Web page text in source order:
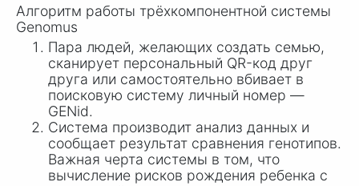
Алгоритм работы трёхкомпонентной системы
Genomus
Пара людей, желающих создать семью,
сканирует персональный QR-код друг
друга или самостоятельно вбивает в
поисковую систему личный номер —
GENid.
Система производит анализ данных и
сообщает результат сравнения генотипов.
Важная черта системы в том, что
вычисление рисков рождения ребенка с